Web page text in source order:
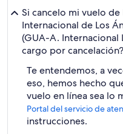
Si cancelo mi vuelo de
Internacional de Los
(GUA-A. Internacional
cargo por cancelación?
Te entendemos, a
eso, hemos hecho
vuelo en línea sea lo
Portal del servicio de
instrucciones.